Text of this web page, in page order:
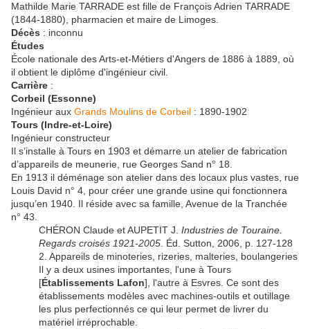
Mathilde Marie TARRADE est fille de François Adrien TARRADE
(1844-1880), pharmacien et maire de Limoges.
Décès : inconnu
Études
École nationale des Arts-et-Métiers d'Angers de 1886 à 1889, où
il obtient le diplôme d'ingénieur civil.
Carrière :
Corbeil (Essonne)
Ingénieur aux Grands Moulins de Corbeil : 1890-1902
Tours (Indre-et-Loire)
Ingénieur constructeur
Il s’installe à Tours en 1903 et démarre un atelier de fabrication
d’appareils de meunerie, rue Georges Sand n° 18.
En 1913 il déménage son atelier dans des locaux plus vastes, rue
Louis David n° 4, pour créer une grande usine qui fonctionnera
jusqu’en 1940. Il réside avec sa famille, Avenue de la Tranchée
n° 43.
CHÉRON Claude et AUPETIT J. Industries de Touraine.
Regards croisés 1921-2005 . Éd. Sutton, 2006, p. 127-128
2. Appareils de minoteries, rizeries, malteries, boulangeries
Il y a deux usines importantes, l'une à Tours
[Établissements Lafon], l'autre à Esvres. Ce sont des
établissements modèles avec machines-outils et outillage
les plus perfectionnés ce qui leur permet de livrer du
matériel irréprochable.